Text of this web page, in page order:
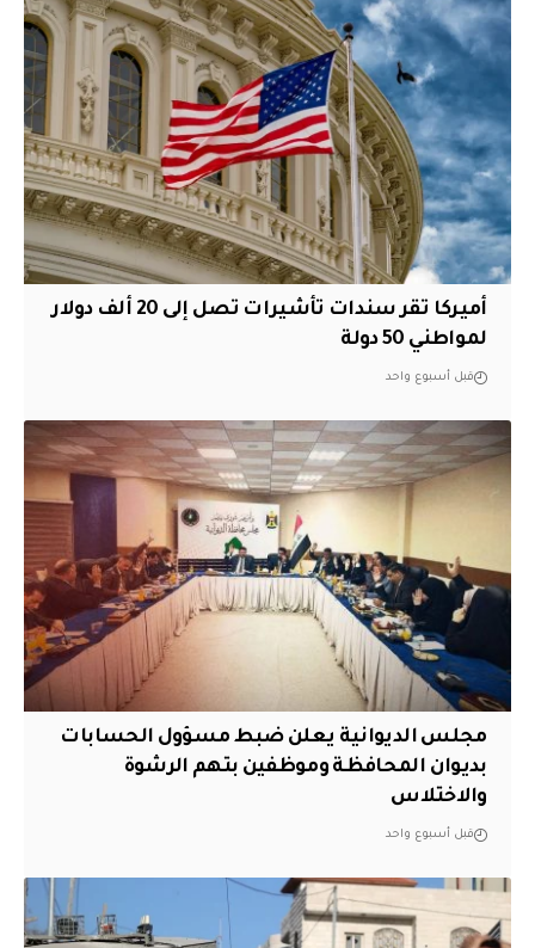
أميركا تقر سندات تأشيرات تصل إلى 20 ألف دولار
لمواطني 50 دولة
قبل أسبوع واحد
مجلس الديوانية يعلن ضبط مسؤول الحسابات
بديوان المحافظة وموظفين بتهم الرشوة
والاختلاس
قبل أسبوع واحد